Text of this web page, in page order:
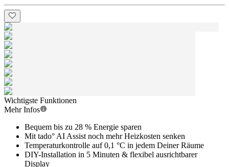
Wichtigste Funktionen
Mehr Infos
Bequem bis zu 28 % Energie sparen
Mit tado° AI Assist noch mehr Heizkosten senken
Temperaturkontrolle auf 0,1 °C in jedem Deiner Räume
DIY-Installation in 5 Minuten & flexibel ausrichtbarer
Display